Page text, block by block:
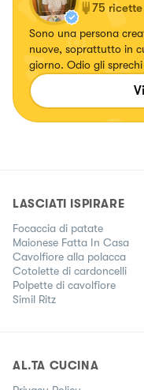
75 ricette
Sono una persona
nuove, soprattutto in
giorno. Odio gli
arrangiarsi",
LASCIATI ISPIRARE
Focaccia di patate
Maionese Fatta In Casa
Cavolfiore alla polacca
Cotolette di cardoncelli
Polpette di cavolfiore
Simil Ritz
AL.TA CUCINA